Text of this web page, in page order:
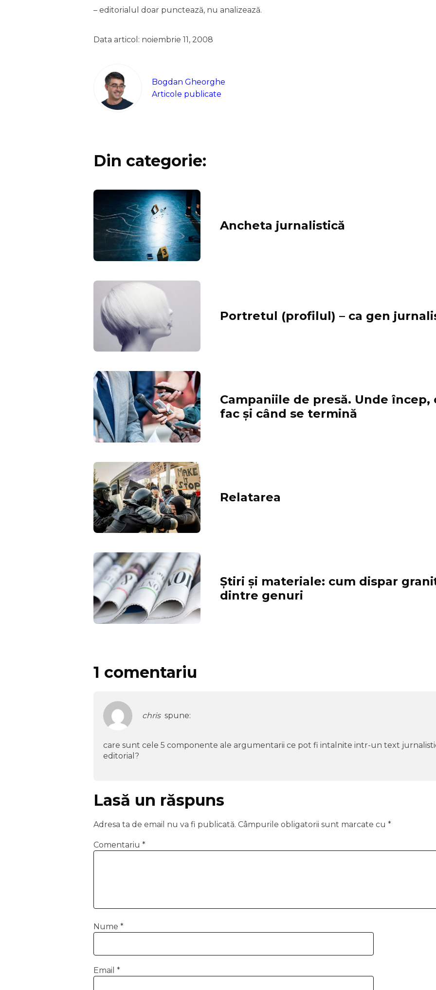
– editorialul doar punctează, nu analizează.
Data articol: noiembrie 11, 2008
Bogdan Gheorghe
Articole publicate
Din categorie:
Ancheta jurnalistică
Portretul (profilul) – ca gen
Campaniile de presă. Unde încep,
fac şi când se termină
Relatarea
Ştiri şi materiale: cum dispar
dintre genuri
1 comentariu
chris spune:
care sunt cele 5 componente ale argumentarii ce pot fi intalnite intr-un text
editorial?
Lasă un răspuns
Adresa ta de email nu va fi publicată. Câmpurile obligatorii sunt marcate cu *
Comentariu *
Nume *
Email *